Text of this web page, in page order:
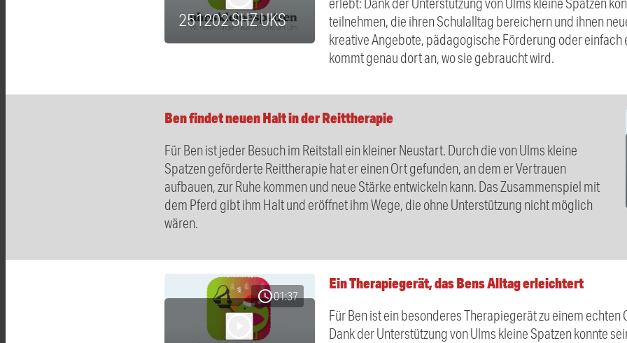
251202 SHZ UKS
teilnehmen, die ihren Schulalltag bereichern und ihnen
kreative Angebote, pädagogische Förderung oder einfach
kommt genau dort an, wo sie gebraucht wird.
Ben findet neuen Halt in der Reittherapie
Für Ben ist jeder Besuch im Reitstall ein kleiner Neustart. Durch die von Ulms kleine
Spatzen geförderte Reittherapie hat er einen Ort gefunden, an dem er Vertrauen
aufbauen, zur Ruhe kommen und neue Stärke entwickeln kann. Das Zusammenspiel mit
dem Pferd gibt ihm Halt und eröffnet ihm Wege, die ohne Unterstützung nicht möglich
wären.
schedule01:37
Ein Therapiegerät, das Bens Alltag erleichtert
Für Ben ist ein besonderes Therapiegerät zu einem
Dank der Unterstützung von Ulms kleine Spatzen konnte